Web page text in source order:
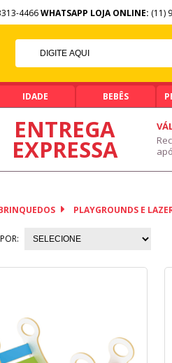
4466WHATSAPP LOJA ONLINE: (11)
5% OFF NO PIX
PIX ACIMA DE R$ 99,90
IDADE BEBÊS
ENTREGA
EXPRESSA
PLAYGROUNDS E